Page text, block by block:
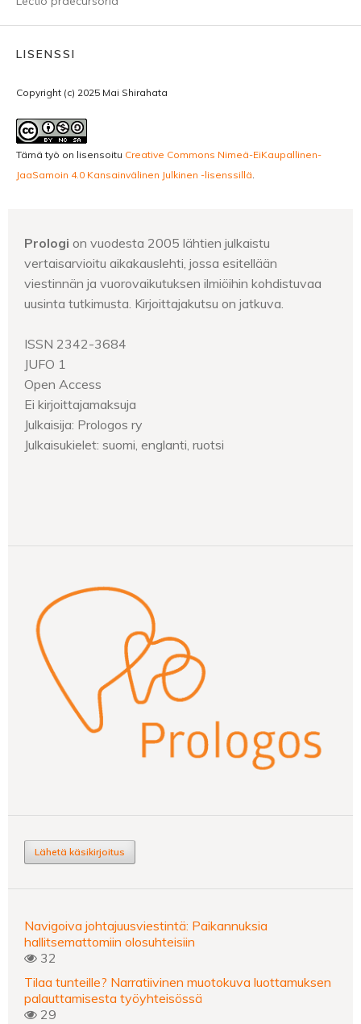
LISENSSI
Copyright (c) 2025 Mai Shirahata
Tämä työ on lisensoitu Creative Commons Nimeä-EiKaupallinen-
JaaSamoin 4.0 Kansainvälinen Julkinen -lisenssillä.
Prologi on vuodesta 2005 lähtien julkaistu
vertaisarvioitu aikakauslehti, jossa esitellään
viestinnän ja vuorovaikutuksen ilmiöihin kohdistuvaa
uusinta tutkimusta. Kirjoittajakutsu on jatkuva.
ISSN 2342-3684
JUFO 1
Open Access
Ei kirjoittajamaksuja
Julkaisija: Prologos ry
Julkaisukielet: suomi, englanti, ruotsi
Lähetä käsikirjoitus
Navigoiva johtajuusviestintä: Paikannuksia
hallitsemattomiin olosuhteisiin
32
Tilaa tunteille? Narratiivinen muotokuva luottamuksen
palauttamisesta työyhteisössä
29